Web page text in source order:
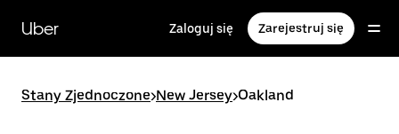
głównej
zawartości
Uber Zaloguj się Zarejestruj się
Stany Zjednoczone>New Jersey>Oakland